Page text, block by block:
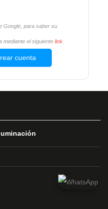
Google, para saber su
mediante el siguiente link.
cuenta